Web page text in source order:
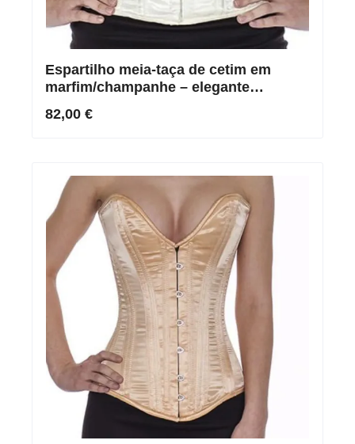
Espartilho meia-taça de cetim em
marfim/champanhe – elegante
82,00 €